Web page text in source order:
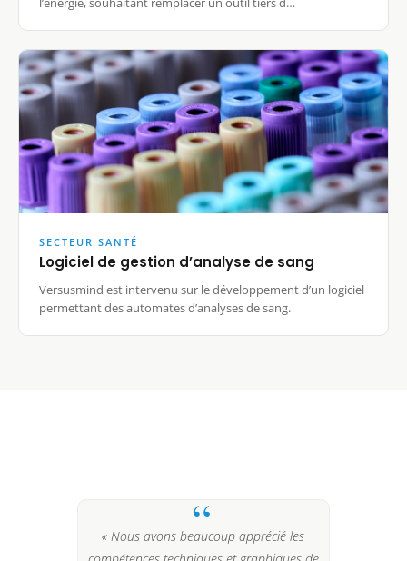
SECTEUR SANTÉ
Logiciel de gestion d’analyse de sang
Versusmind est intervenu sur le développement d’un logiciel
permettant des automates d’analyses de sang.
« Nous avons beaucoup apprécié les